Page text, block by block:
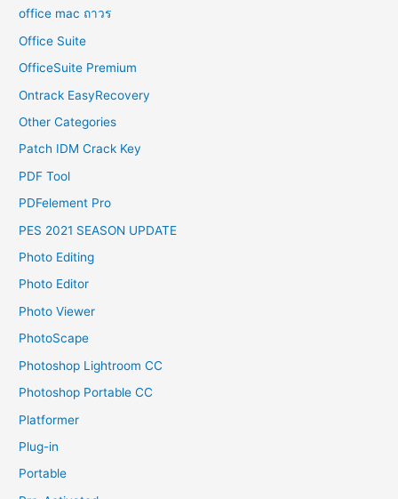
office mac ถาวร
Office Suite
OfficeSuite Premium
Ontrack EasyRecovery
Other Categories
Patch IDM Crack Key
PDF Tool
PDFelement Pro
PES 2021 SEASON UPDATE
Photo Editing
Photo Editor
Photo Viewer
PhotoScape
Photoshop Lightroom CC
Photoshop Portable CC
Platformer
Plug-in
Portable